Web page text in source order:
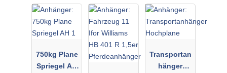
750kg Plane
Spriegel AH
Transportan
hänger